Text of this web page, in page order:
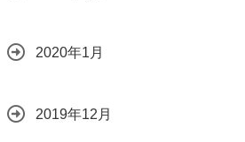
2020年1月
2019年12月